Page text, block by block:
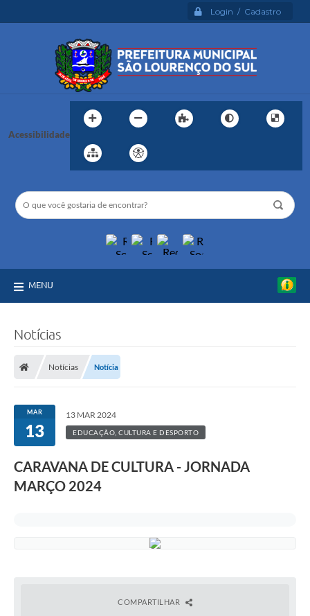
Login / Cadastro
Acessibilidade
MENU
Notícias
Notícias Notícia
MAR
13
13 MAR 2024
EDUCAÇÃO, CULTURA E DESPORTO
CARAVANA DE CULTURA - JORNADA
MARÇO 2024
COMPARTILHAR